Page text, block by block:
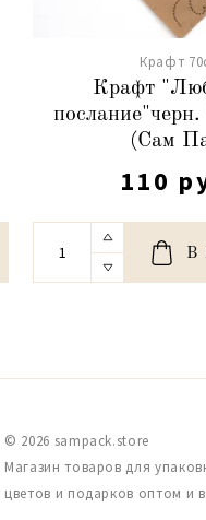
Крафт
Крафт
(Сам
110
В
© 2026 sampack.store
Магазин товаров для
цветов и подарков оптом и